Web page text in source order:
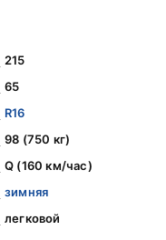
215
65
R16
98 (750 кг)
Q (160 км/час)
зимняя
легковой